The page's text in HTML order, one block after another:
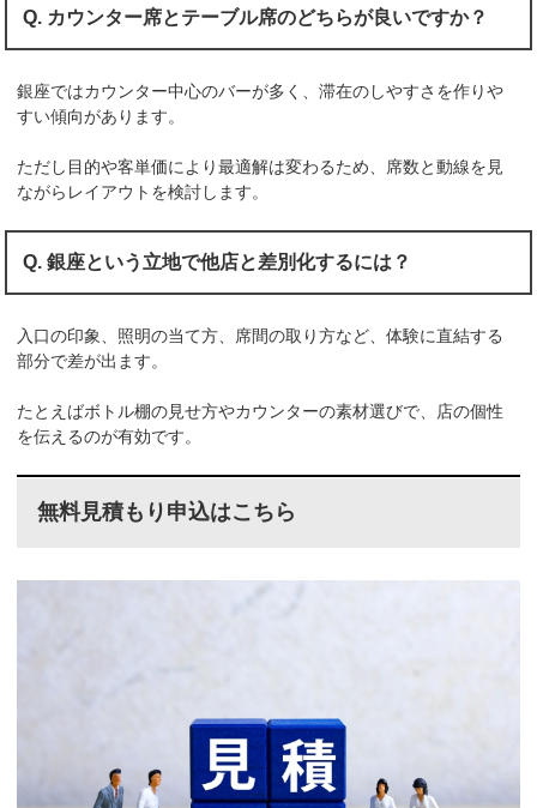
Q. カウンター席とテーブル席のどちらが良いですか？
銀座ではカウンター中心のバーが多く、滞在のしやすさを作りや
すい傾向があります。
ただし目的や客単価により最適解は変わるため、席数と動線を見
ながらレイアウトを検討します。
Q. 銀座という立地で他店と差別化するには？
入口の印象、照明の当て方、席間の取り方など、体験に直結する
部分で差が出ます。
たとえばボトル棚の見せ方やカウンターの素材選びで、店の個性
を伝えるのが有効です。
無料見積もり申込はこちら